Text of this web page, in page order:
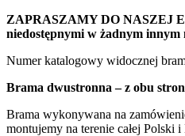
ZAPRASZAMY DO NASZEJ
niedostępnymi w żadnym innym
Numer katalogowy widocznej
Brama dwustronna – z obu
Brama wykonywana na
montujemy na terenie całej Polski